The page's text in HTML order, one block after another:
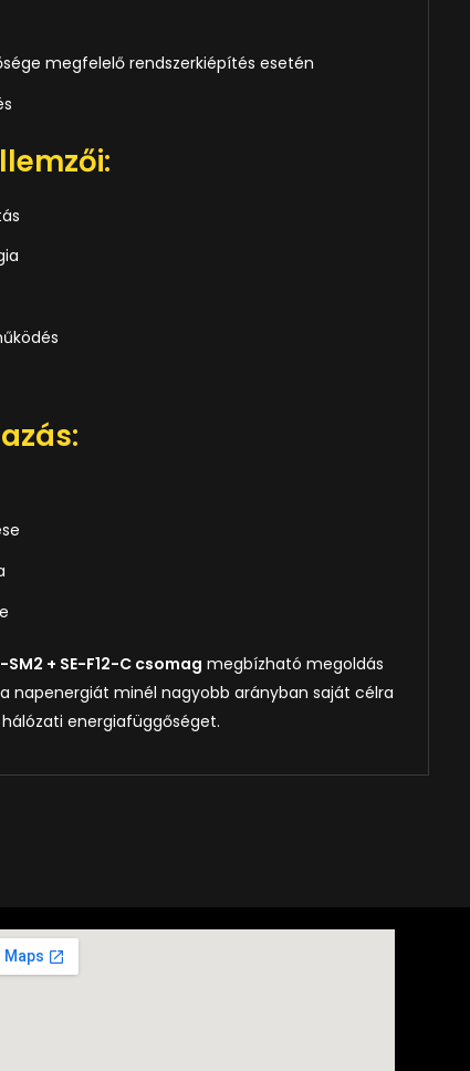
megfelelő rendszerkiépítés esetén
+ SE-F12-C csomag megbízható megoldás
napenergiát minél nagyobb arányban saját célra
energiafüggőséget.